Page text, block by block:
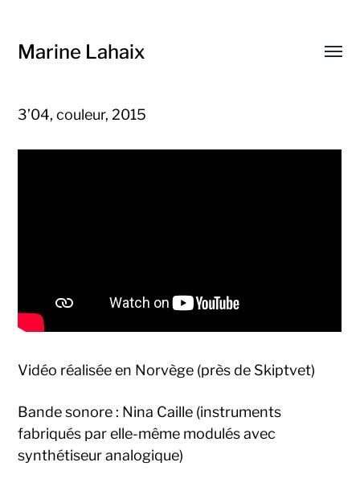
Marine Lahaix
3’04, couleur, 2015
Vidéo réalisée en Norvège (près de Skiptvet)
Bande sonore : Nina Caille (instruments
fabriqués par elle-même modulés avec
synthétiseur analogique)